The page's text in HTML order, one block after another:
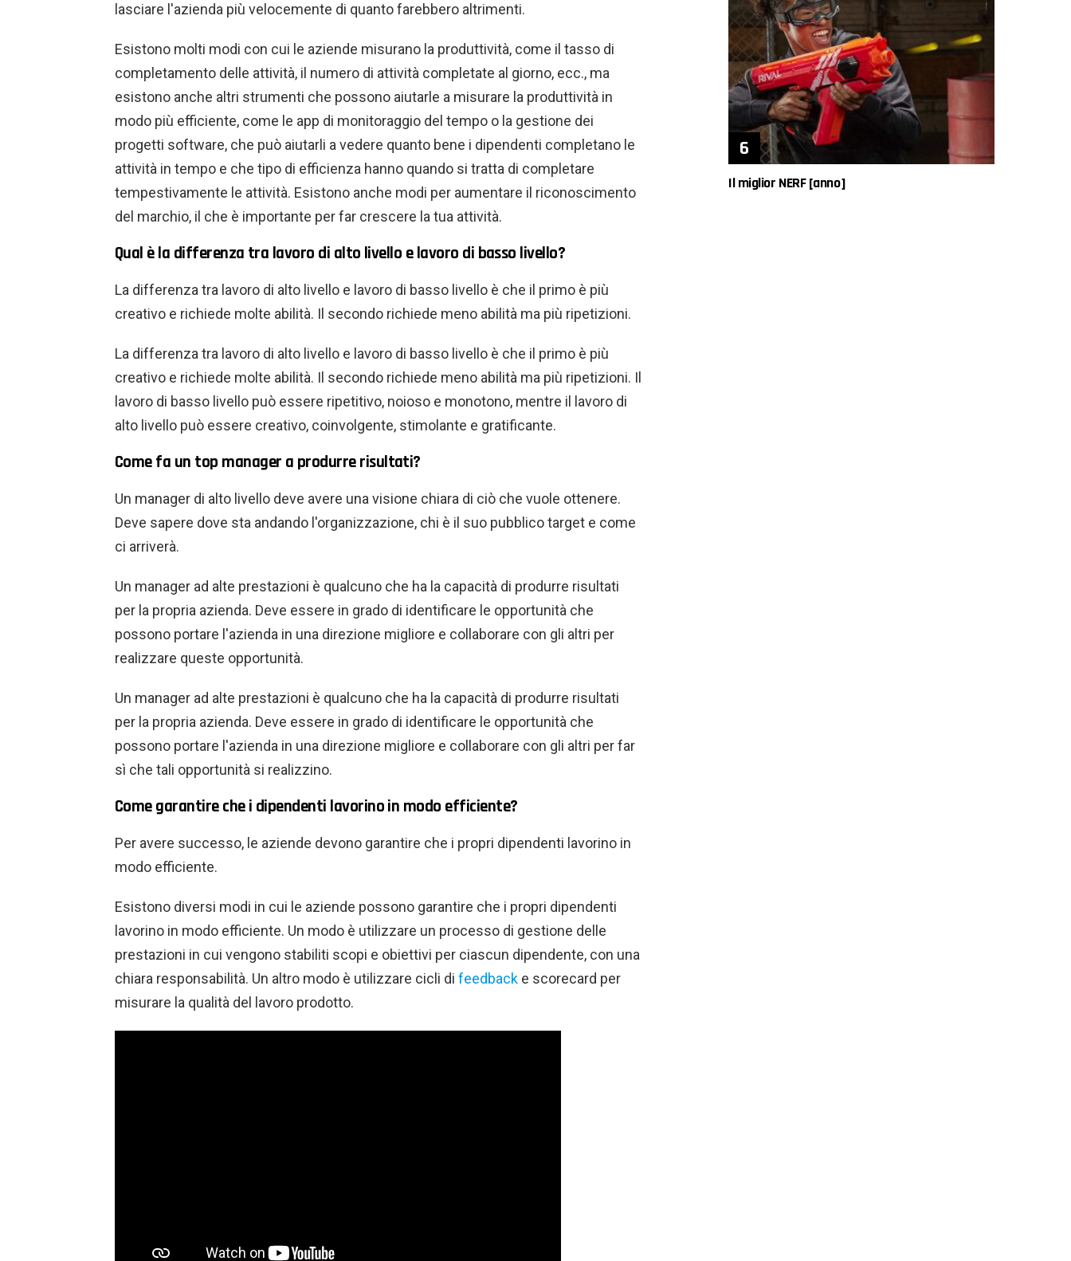
lasciare l'azienda più velocemente di quanto farebbero altrimenti.
Esistono molti modi con cui le aziende misurano la produttività, come il tasso di
completamento delle attività, il numero di attività completate al giorno, ecc., ma
esistono anche altri strumenti che possono aiutarle a misurare la produttività in
modo più efficiente, come le app di monitoraggio del tempo o la gestione dei
progetti software, che può aiutarli a vedere quanto bene i dipendenti completano le
attività in tempo e che tipo di efficienza hanno quando si tratta di completare
tempestivamente le attività. Esistono anche modi per aumentare il riconoscimento
del marchio, il che è importante per far crescere la tua attività.
Qual è la differenza tra lavoro di alto livello e lavoro di basso livello?
La differenza tra lavoro di alto livello e lavoro di basso livello è che il primo è più
creativo e richiede molte abilità. Il secondo richiede meno abilità ma più ripetizioni.
La differenza tra lavoro di alto livello e lavoro di basso livello è che il primo è più
creativo e richiede molte abilità. Il secondo richiede meno abilità ma più ripetizioni. Il
lavoro di basso livello può essere ripetitivo, noioso e monotono, mentre il lavoro di
alto livello può essere creativo, coinvolgente, stimolante e gratificante.
Come fa un top manager a produrre risultati?
Un manager di alto livello deve avere una visione chiara di ciò che vuole ottenere.
Deve sapere dove sta andando l'organizzazione, chi è il suo pubblico target e come
ci arriverà.
Un manager ad alte prestazioni è qualcuno che ha la capacità di produrre risultati
per la propria azienda. Deve essere in grado di identificare le opportunità che
possono portare l'azienda in una direzione migliore e collaborare con gli altri per
realizzare queste opportunità.
Un manager ad alte prestazioni è qualcuno che ha la capacità di produrre risultati
per la propria azienda. Deve essere in grado di identificare le opportunità che
possono portare l'azienda in una direzione migliore e collaborare con gli altri per far
sì che tali opportunità si realizzino.
Come garantire che i dipendenti lavorino in modo efficiente?
Per avere successo, le aziende devono garantire che i propri dipendenti lavorino in
modo efficiente.
Esistono diversi modi in cui le aziende possono garantire che i propri dipendenti
lavorino in modo efficiente. Un modo è utilizzare un processo di gestione delle
prestazioni in cui vengono stabiliti scopi e obiettivi per ciascun dipendente, con una
chiara responsabilità. Un altro modo è utilizzare cicli di feedback e scorecard per
misurare la qualità del lavoro prodotto.
Il miglior NERF [anno]